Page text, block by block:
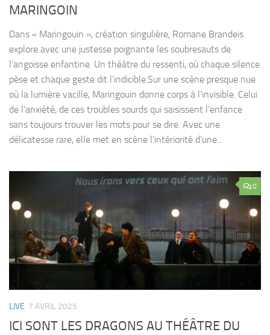
MARINGOIN
Dans « Maringouin », création singulière, Romane Brandeis
explore avec une justesse poignante les soubresauts de
l’angoisse enfantine. Un théâtre du ressenti, où chaque silence
pèse et chaque geste dit l’indicible.Sur une scène presque nue
où la lumière vacille, Maringouin donne corps à l’invisible. Celui
de l’anxiété, de ces troubles sourds qui saisissent l’enfance
sans toujours trouver les mots pour se dire. Avec une
délicatesse rare, elle met en scène l’intériorité d’une...
0
LIVE 7 AVRIL 2025
ICI SONT LES DRAGONS AU THÉÂTRE DU